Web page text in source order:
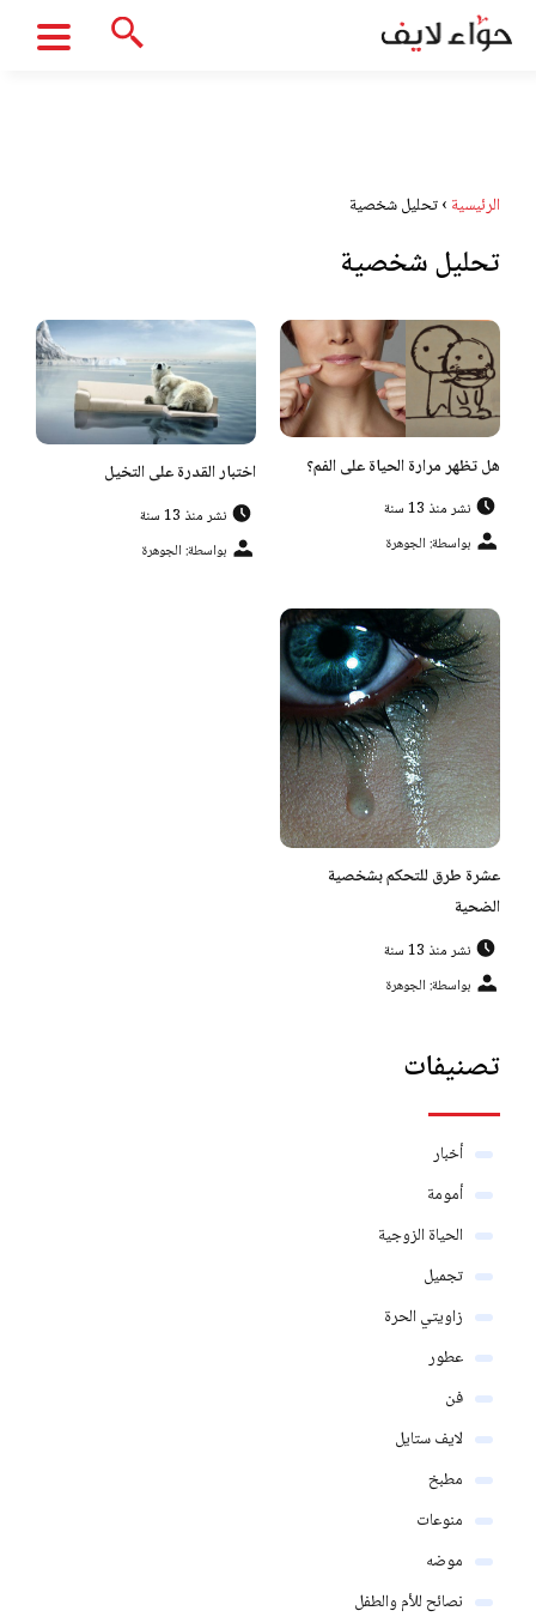
الرئيسية ›تحليل شخصية
تحليل شخصية
هل تظهر مرارة الحياة على الفم؟
نشر منذ 13 سنة
بواسطة: الجوهرة
اختبار القدرة على التخيل
نشر منذ 13 سنة
بواسطة: الجوهرة
عشرة طرق للتحكم بشخصية
الضحية
نشر منذ 13 سنة
بواسطة: الجوهرة
تصنيفات
أخبار
أمومة
الحياة الزوجية
تجميل
زاويتي الحرة
عطور
فن
لايف ستايل
مطبخ
منوعات
موضه
نصائح للأم والطفل